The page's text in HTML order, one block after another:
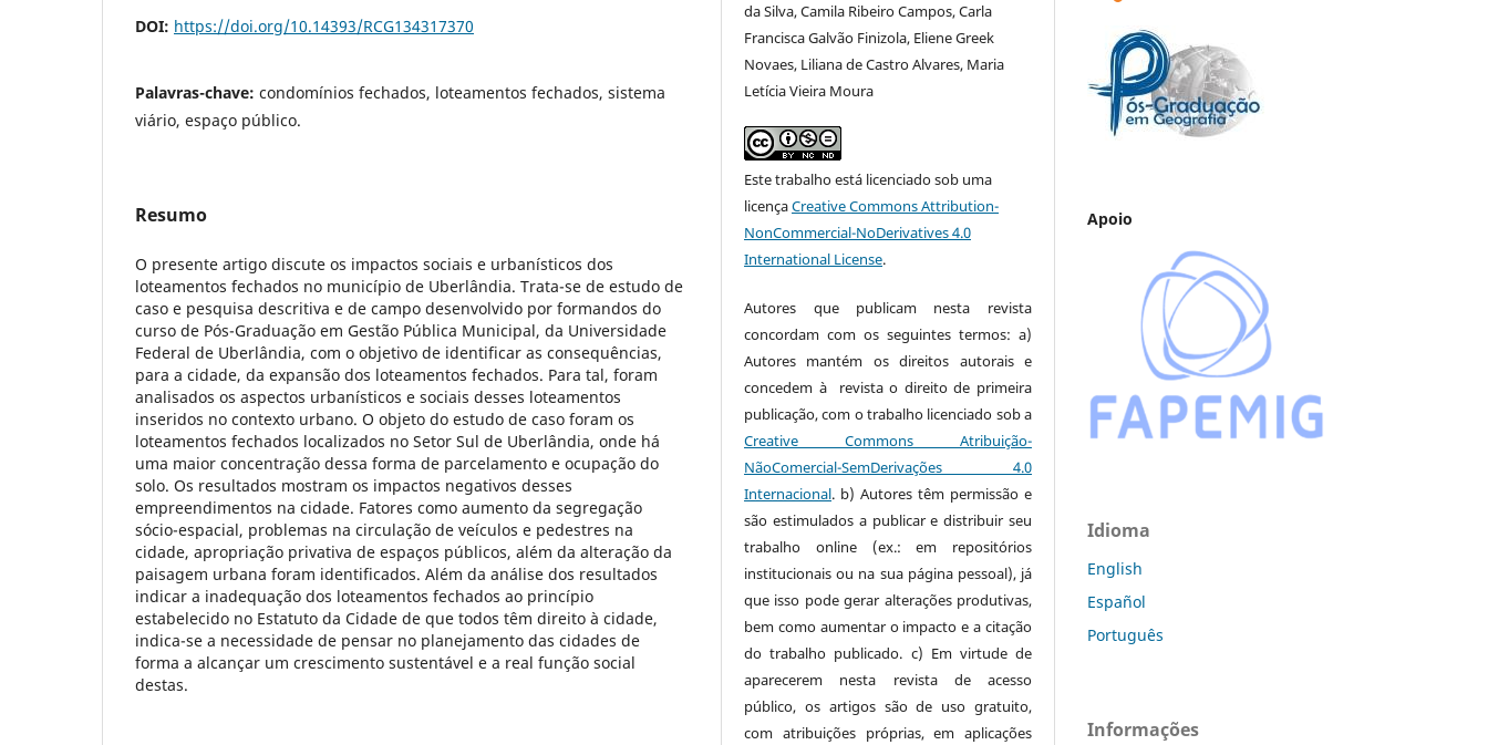
DOI: https://doi.org/10.14393/RCG134317370
Palavras-chave: condomínios fechados, loteamentos fechados, sistema
viário, espaço público.
Resumo
O presente artigo discute os impactos sociais e urbanísticos dos
loteamentos fechados no município de Uberlândia. Trata-se de estudo de
caso e pesquisa descritiva e de campo desenvolvido por formandos do
curso de Pós-Graduação em Gestão Pública Municipal, da Universidade
Federal de Uberlândia, com o objetivo de identificar as consequências,
para a cidade, da expansão dos loteamentos fechados. Para tal, foram
analisados os aspectos urbanísticos e sociais desses loteamentos
inseridos no contexto urbano. O objeto do estudo de caso foram os
loteamentos fechados localizados no Setor Sul de Uberlândia, onde há
uma maior concentração dessa forma de parcelamento e ocupação do
solo. Os resultados mostram os impactos negativos desses
empreendimentos na cidade. Fatores como aumento da segregação
sócio-espacial, problemas na circulação de veículos e pedestres na
cidade, apropriação privativa de espaços públicos, além da alteração da
paisagem urbana foram identificados. Além da análise dos resultados
indicar a inadequação dos loteamentos fechados ao princípio
estabelecido no Estatuto da Cidade de que todos têm direito à cidade,
indica-se a necessidade de pensar no planejamento das cidades de
forma a alcançar um crescimento sustentável e a real função social
destas.
da Silva, Camila Ribeiro Campos, Carla
Francisca Galvão Finizola, Eliene Greek
Novaes, Liliana de Castro Alvares, Maria
Letícia Vieira Moura
Este trabalho está licenciado sob uma
licençaCreative Commons Attribution-
NonCommercial-NoDerivatives 4.0
International License.
Autores que publicam nesta revista
concordam com os seguintes termos: a)
Autores mantém os direitos autorais e
concedem à revista o direito de primeira
publicação, com o trabalho licenciado sob a
Creative Commons Atribuição-
NãoComercial-SemDerivações 4.0
Internacional. b) Autores têm permissão e
são estimulados a publicar e distribuir seu
trabalho online (ex.: em repositórios
institucionais ou na sua página pessoal), já
que isso pode gerar alterações produtivas,
bem como aumentar o impacto e a citação
do trabalho publicado. c) Em virtude de
aparecerem nesta revista de acesso
público, os artigos são de uso gratuito,
com atribuições próprias, em aplicações
Apoio
Idioma
English
Español
Português
Informações